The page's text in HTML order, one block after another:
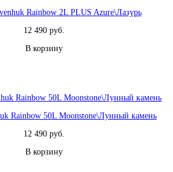
Rainbow 2L PLUS Azure\Лазурь
12 490 руб.
В корзину
Rainbow 50L Moonstone\Лунный камень
12 490 руб.
В корзину